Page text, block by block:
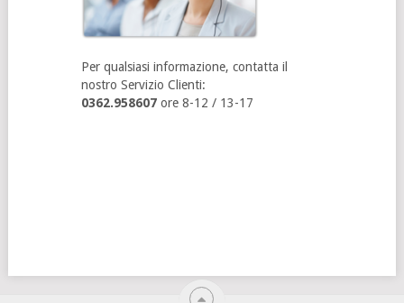
Per qualsiasi informazione, contatta il
nostro Servizio Clienti:
0362.958607ore 8-12 / 13-17